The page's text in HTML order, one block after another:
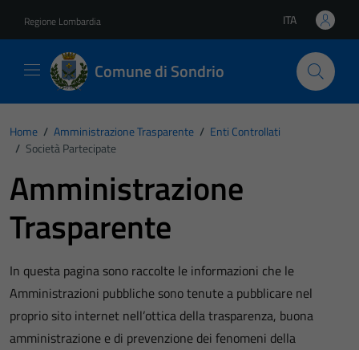
Regione Lombardia Lingua attiva:
ITA
Comune di Sondrio
Home / Amministrazione Trasparente / Enti Controllati
/ Società Partecipate
Amministrazione
Trasparente
In questa pagina sono raccolte le informazioni che le
Amministrazioni pubbliche sono tenute a pubblicare nel
proprio sito internet nell’ottica della trasparenza, buona
amministrazione e di prevenzione dei fenomeni della